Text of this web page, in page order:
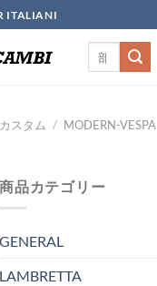
ITALIANI
カスタム / MODERN-VESPA
商品カテゴリー
GENERAL
LAMBRETTA